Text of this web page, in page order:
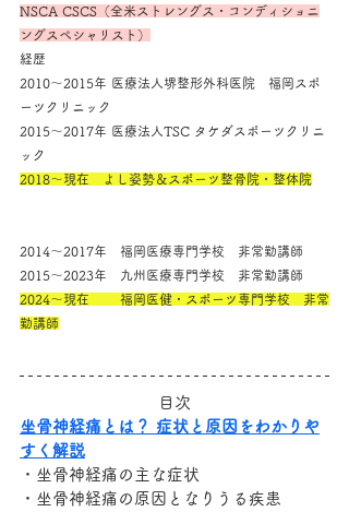
NSCA CSCS（全米ストレングス・コンディショニ
ングスペシャリスト）
経歴
2010～2015年 医療法人堺整形外科医院　福岡スポ
ーツクリニック
2015～2017年 医療法人TSC タケダスポーツクリニ
ック
2018～現在　よし姿勢＆スポーツ整骨院・整体院
2014～2017年　福岡医療専門学校　非常勤講師
2015～2023年　九州医療専門学校　非常勤講師
2024～現在　　 福岡医健・スポーツ専門学校　非常
勤講師
目次
坐骨神経痛とは？ 症状と原因をわかりや
すく解説
・坐骨神経痛の主な症状
・坐骨神経痛の原因となりうる疾患